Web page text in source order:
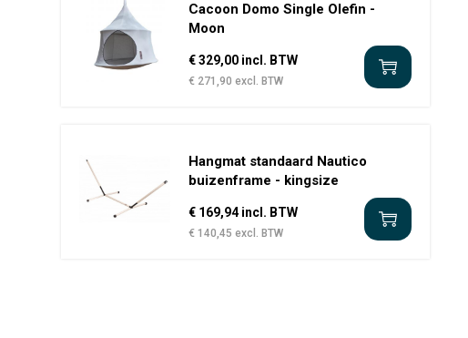
Cacoon Domo Single Olefin -
Moon
€ 329,00 incl. BTW
€ 271,90 excl. BTW
Hangmat standaard Nautico
buizenframe - kingsize
€ 169,94 incl. BTW
€ 140,45 excl. BTW